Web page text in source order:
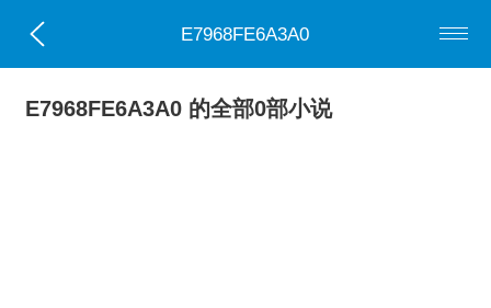
E7968FE6A3A0
E7968FE6A3A0 的全部0部小说